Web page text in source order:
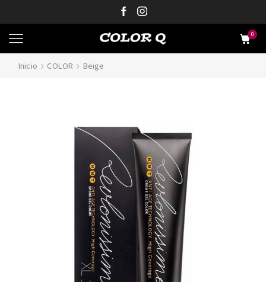
0
Inicio COLOR Beige